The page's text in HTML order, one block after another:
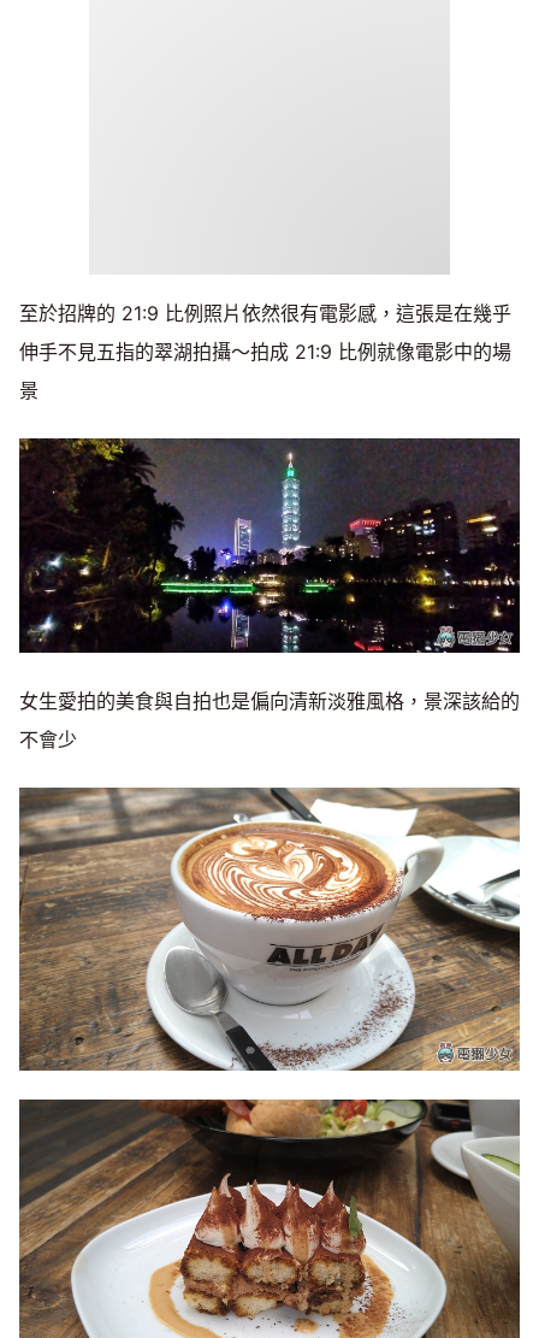
至於招牌的 21:9 比例照片依然很有電影感，這張是在幾乎
伸手不見五指的翠湖拍攝～拍成 21:9 比例就像電影中的場
景
女生愛拍的美食與自拍也是偏向清新淡雅風格，景深該給的
不會少